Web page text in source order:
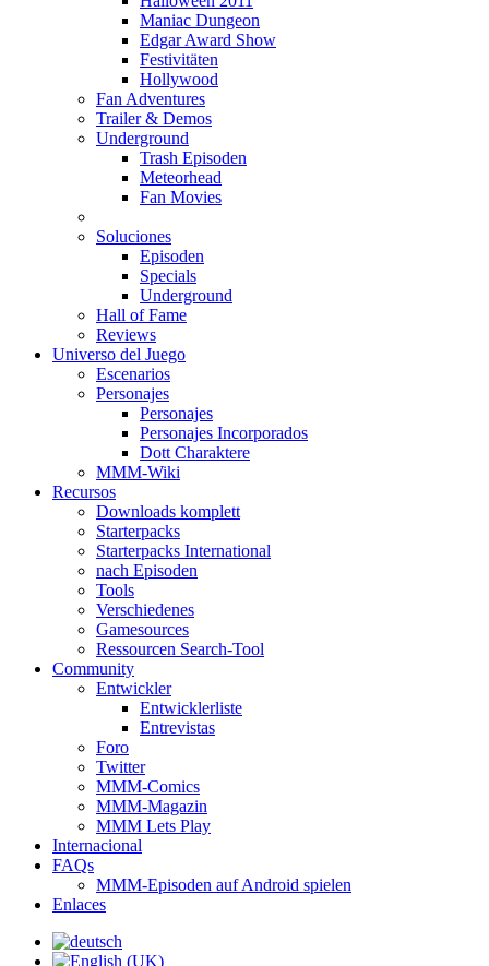
Maniac Dungeon
Edgar Award Show
Festivitäten
Hollywood
Fan Adventures
Trailer & Demos
Underground
Trash Episoden
Meteorhead
Fan Movies
Soluciones
Episoden
Specials
Underground
Hall of Fame
Reviews
Universo del Juego
Escenarios
Personajes
Personajes
Personajes Incorporados
Dott Charaktere
MMM-Wiki
Recursos
Downloads komplett
Starterpacks
Starterpacks International
nach Episoden
Tools
Verschiedenes
Gamesources
Ressourcen Search-Tool
Community
Entwickler
Entwicklerliste
Entrevistas
Foro
Twitter
MMM-Comics
MMM-Magazin
MMM Lets Play
Internacional
FAQs
MMM-Episoden auf Android spielen
Enlaces